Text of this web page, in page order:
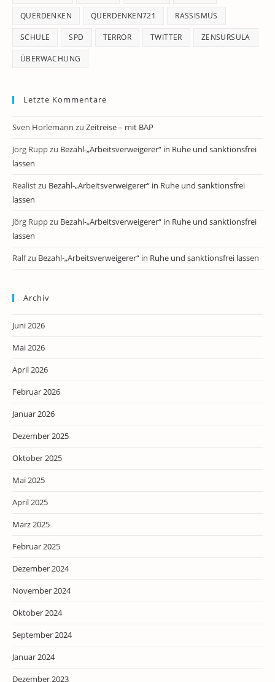
QUERDENKEN QUERDENKEN721 RASSISMUS
SCHULE SPD TERROR TWITTER ZENSURSULA
ÜBERWACHUNG
Letzte Kommentare
Sven Horlemann zu Zeitreise – mit BAP
Jörg Ruppzu Bezahl-„Arbeitsverweigerer“ in Ruhe und sanktionsfrei
lassen
Realistzu Bezahl-„Arbeitsverweigerer“ in Ruhe und sanktionsfrei
lassen
Jörg Ruppzu Bezahl-„Arbeitsverweigerer“ in Ruhe und sanktionsfrei
lassen
Ralfzu Bezahl-„Arbeitsverweigerer“ in Ruhe und sanktionsfrei lassen
Archiv
Juni 2026
Mai 2026
April 2026
Februar 2026
Januar 2026
Dezember 2025
Oktober 2025
Mai 2025
April 2025
März 2025
Februar 2025
Dezember 2024
November 2024
Oktober 2024
September 2024
Januar 2024
Dezember 2023